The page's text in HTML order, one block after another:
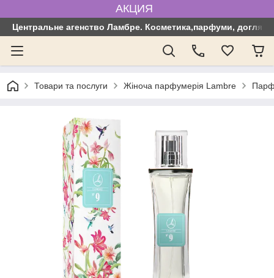
АКЦИЯ
Центральне агенство Ламбре. Косметика,парфуми, догляд
Товари та послуги Жіноча парфумерія Lambre